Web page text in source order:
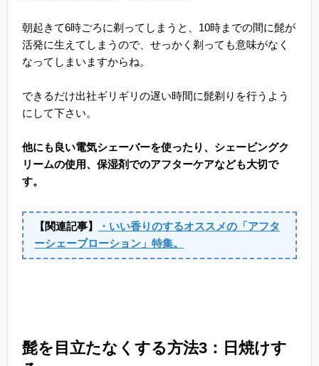
朝起きて6時ごろに剃ってしまうと、10時までの間に髭が
活発に生えてしまうので、せっかく剃っても意味がなく
なってしまいますからね。
できるだけ出社ギリギリの遅い時間に髭剃りを行うよう
にして下さい。
他にも良い電気シェーバーを使ったり、シェービングク
リームの使用、保湿剤でのアフターケアなども大切で
す。
【関連記事】
・いい香りのするオススメの「アフタ
ーシェーブローション」特集。
髭を目立たなくする方法3：日焼けす